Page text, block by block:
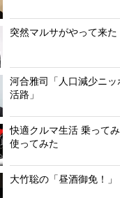
突然マルサがやって来た
河合雅司「人口減少ニッ
活路」
快適クルマ生活 乗ってみ
使ってみた
大竹聡の「昼酒御免！」